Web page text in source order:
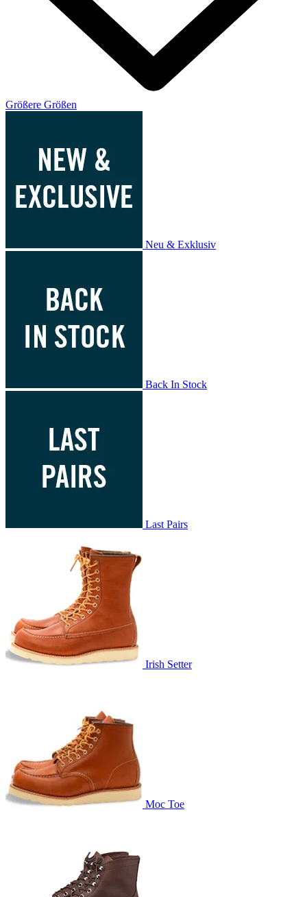
Größere Größen
Neu & Exklusiv
Back In Stock
Last Pairs
Irish Setter
Moc Toe